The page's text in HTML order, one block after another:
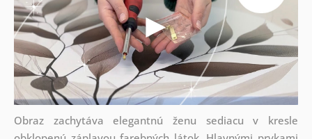
Obraz zachytáva elegantnú ženu sediacu v kresle